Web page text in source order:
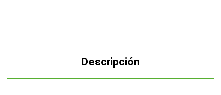
Descripción